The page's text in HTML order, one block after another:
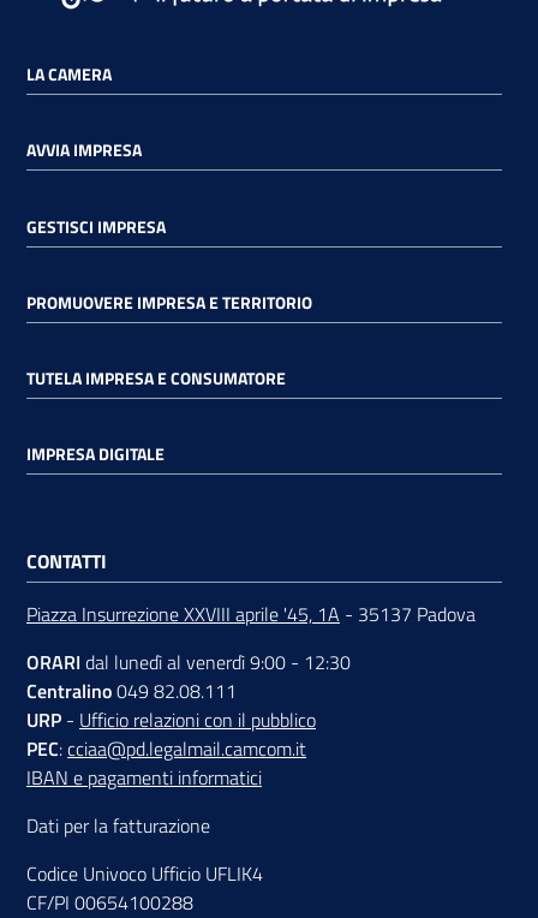
LA CAMERA
AVVIA IMPRESA
GESTISCI IMPRESA
PROMUOVERE IMPRESA E TERRITORIO
TUTELA IMPRESA E CONSUMATORE
IMPRESA DIGITALE
CONTATTI
Piazza Insurrezione XXVIII aprile '45, 1A - 35137 Padova
ORARI dal lunedì al venerdì 9:00 - 12:30
Centralino049 82.08.111
URP - Ufficio relazioni con il pubblico
PEC:cciaa@pd.legalmail.camcom.it
IBAN e pagamenti informatici
Dati per la fatturazione
Codice Univoco Ufficio UFLIK4
CF/PI 00654100288